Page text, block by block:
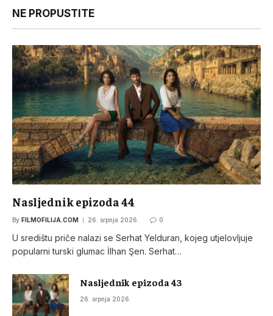
NE PROPUSTITE
Nasljednik epizoda 44
By FILMOFILIJA.COM 26. srpnja 2026. 0
U središtu priče nalazi se Serhat Yelduran, kojeg utjelovljuje
popularni turski glumac İlhan Şen. Serhat…
Nasljednik epizoda 43
26. srpnja 2026.